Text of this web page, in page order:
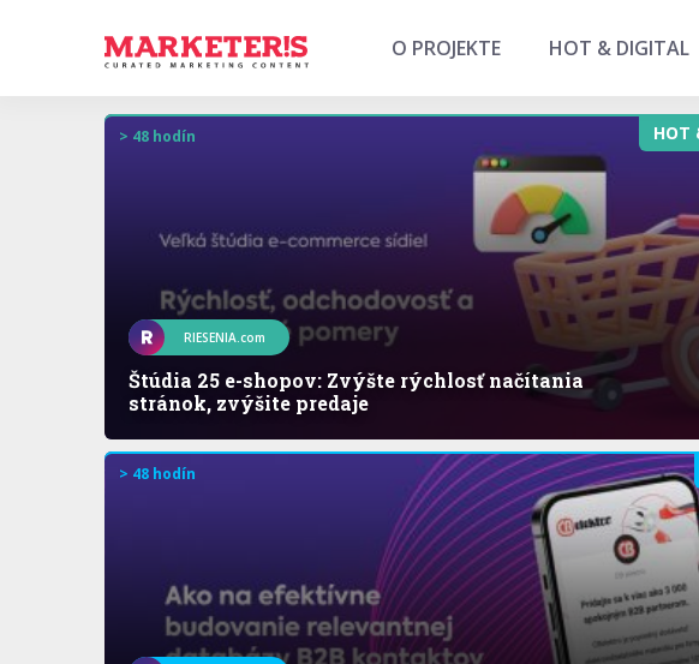
O PROJEKTE HOT & DIGITAL
HOT
> 48 hodín
RIESENIA.com
Štúdia 25 e-shopov: Zvýšte rýchlosť načítania
stránok, zvýšite predaje
> 48 hodín